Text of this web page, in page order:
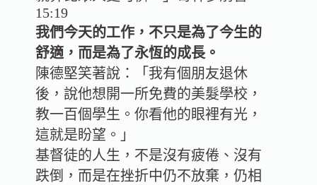
15:19
我們今天的工作，不只是為了今生的
舒適，而是為了永恆的成長。
陳德堅笑著說：「我有個朋友退休
後，說他想開一所免費的美髮學校，
教一百個學生。你看他的眼裡有光，
這就是盼望。」
基督徒的人生，不是沒有疲倦、沒有
跌倒，而是在挫折中仍不放棄，仍相